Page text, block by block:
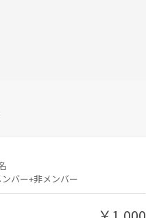
ンバー+非メンバー